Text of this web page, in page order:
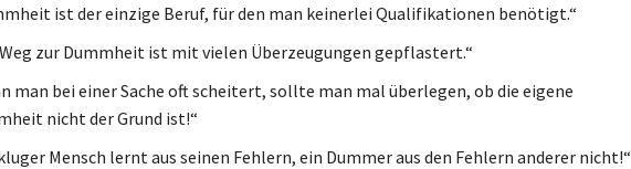
ist der einzige Beruf, für den man keinerlei Qualifikationen benötigt.“
Weg zur Dummheit ist mit vielen Überzeugungen gepflastert.“
man bei einer Sache oft scheitert, sollte man mal überlegen, ob die eigene
nicht der Grund ist!“
kluger Mensch lernt aus seinen Fehlern, ein Dummer aus den Fehlern anderer nicht!“